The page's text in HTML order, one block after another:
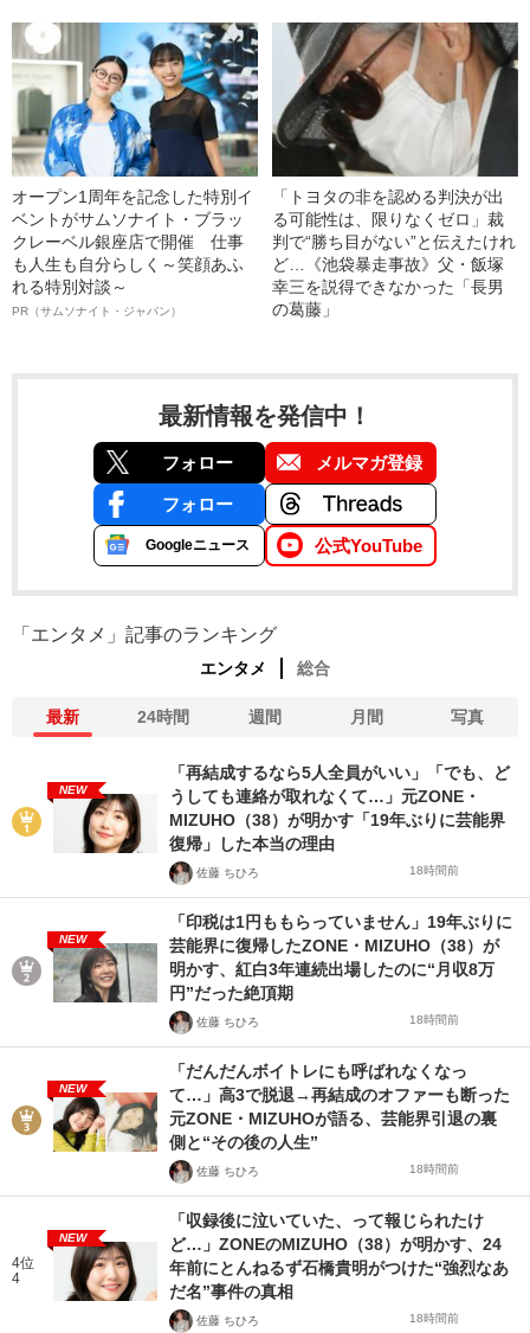
オープン1周年を記念した特別イ
ベントがサムソナイト・ブラッ
クレーベル銀座店で開催 仕事
も人生も自分らしく～笑顔あふ
れる特別対談～
PR（サムソナイト・ジャパン）
「トヨタの非を認める判決が出
る可能性は、限りなくゼロ」裁
判で“勝ち目がない”と伝えたけれ
ど…《池袋暴走事故》父・飯塚
幸三を説得できなかった「長男
の葛藤」
最新情報を発信中！
フォロー メルマガ登録
フォロー
Googleニュース 公式YouTube
「エンタメ」記事のランキング
エンタメ 総合
最新 24時間 週間 月間 写真
NEW
「再結成するなら5人全員がいい」「でも、ど
うしても連絡が取れなくて…」元ZONE・
MIZUHO（38）が明かす「19年ぶりに芸能界
復帰」した本当の理由
佐藤 ちひろ 18時間前
NEW
「印税は1円ももらっていません」19年ぶりに
芸能界に復帰したZONE・MIZUHO（38）が
明かす、紅白3年連続出場したのに“月収8万
円”だった絶頂期
佐藤 ちひろ 18時間前
NEW
「だんだんボイトレにも呼ばれなくなっ
て…」高3で脱退→再結成のオファーも断った
元ZONE・MIZUHOが語る、芸能界引退の裏
側と“その後の人生”
佐藤 ちひろ 18時間前
4位
4
NEW
「収録後に泣いていた、って報じられたけ
ど…」ZONEのMIZUHO（38）が明かす、24
年前にとんねるず石橋貴明がつけた“強烈なあ
だ名”事件の真相
佐藤 ちひろ 18時間前